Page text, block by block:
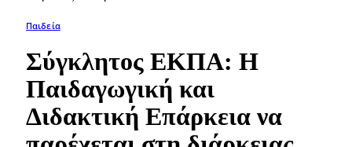
Παιδεία
Σύγκλητος ΕΚΠΑ: Η
Παιδαγωγική και
Διδακτική Επάρκεια να